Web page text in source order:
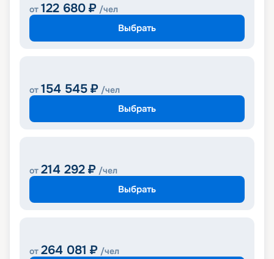
от 122 680 ₽ /чел
Выбрать
от 154 545 ₽ /чел
Выбрать
от 214 292 ₽ /чел
Выбрать
от 264 081 ₽ /чел